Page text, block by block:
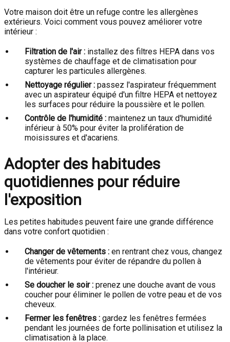
Votre maison doit être un refuge contre les allergènes
extérieurs. Voici comment vous pouvez améliorer votre
intérieur :
Filtration de l'air : installez des filtres HEPA dans vos
systèmes de chauffage et de climatisation pour
capturer les particules allergènes.
Nettoyage régulier : passez l'aspirateur fréquemment
avec un aspirateur équipé d'un filtre HEPA et nettoyez
les surfaces pour réduire la poussière et le pollen.
Contrôle de l'humidité : maintenez un taux d'humidité
inférieur à 50% pour éviter la prolifération de
moisissures et d'acariens.
Adopter des habitudes
quotidiennes pour réduire
l'exposition
Les petites habitudes peuvent faire une grande différence
dans votre confort quotidien :
Changer de vêtements : en rentrant chez vous, changez
de vêtements pour éviter de répandre du pollen à
l'intérieur.
Se doucher le soir : prenez une douche avant de vous
coucher pour éliminer le pollen de votre peau et de vos
cheveux.
Fermer les fenêtres : gardez les fenêtres fermées
pendant les journées de forte pollinisation et utilisez la
climatisation à la place.